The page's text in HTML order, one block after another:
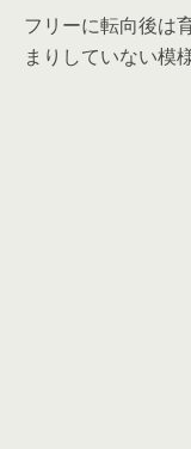
フリーに転向後は
まりしていない模様